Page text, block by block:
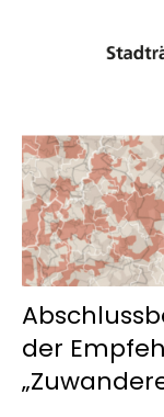
der